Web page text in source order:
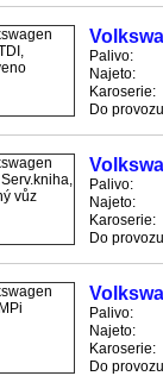
Palivo:
Najeto:
Karoserie:
Do
Palivo:
Najeto:
Karoserie:
Do
Palivo:
Najeto:
Karoserie:
Do